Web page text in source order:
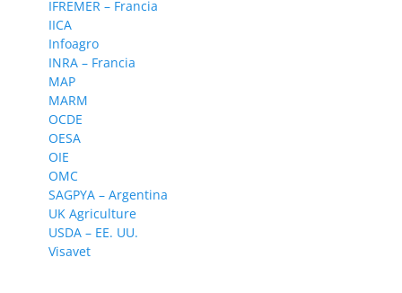
IFREMER – Francia
IICA
Infoagro
INRA – Francia
MAP
MARM
OCDE
OESA
OIE
OMC
SAGPYA – Argentina
UK Agriculture
USDA – EE. UU.
Visavet